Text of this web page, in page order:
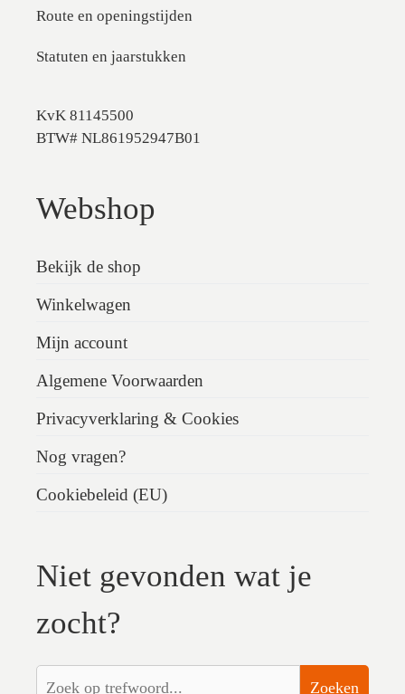
Route en openingstijden
Statuten en jaarstukken
KvK 81145500
BTW# NL861952947B01
Webshop
Bekijk de shop
Winkelwagen
Mijn account
Algemene Voorwaarden
Privacyverklaring & Cookies
Nog vragen?
Cookiebeleid (EU)
Niet gevonden wat je
zocht?
Zoeken